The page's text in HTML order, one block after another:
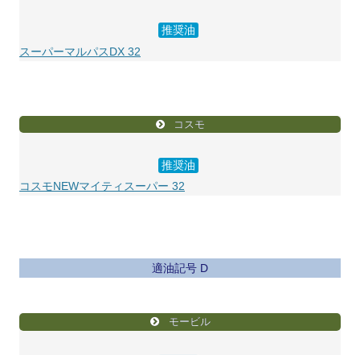
推奨油
スーパーマルパスDX 32
コスモ
推奨油
コスモNEWマイティスーパー 32
適油記号 D
モービル